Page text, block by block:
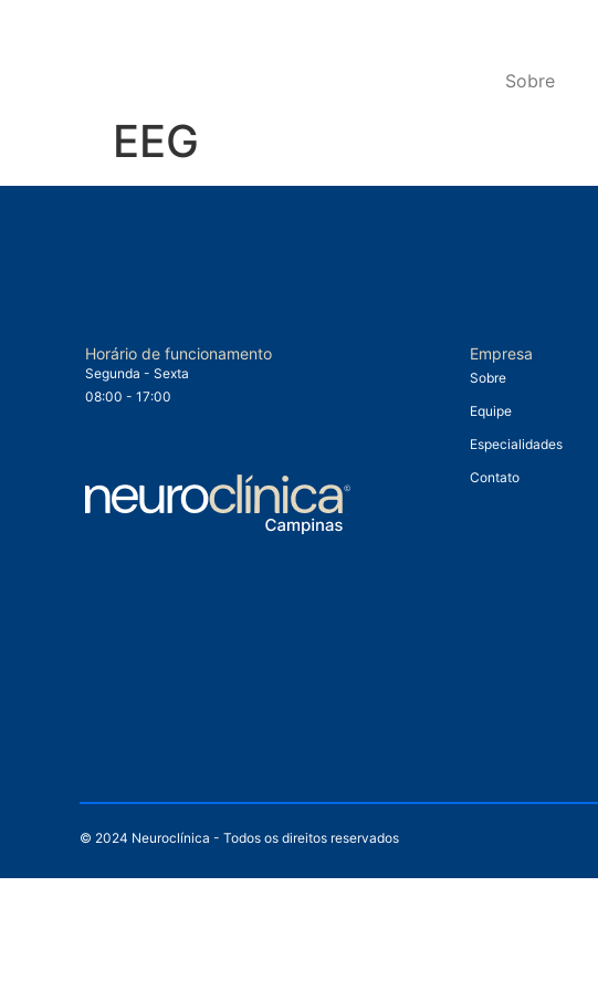
Sobre
EEG
Horário de funcionamento
Segunda - Sexta
08:00 - 17:00
Empresa
Sobre
Equipe
Especialidades
Contato
© 2024 Neuroclínica - Todos os direitos reservados